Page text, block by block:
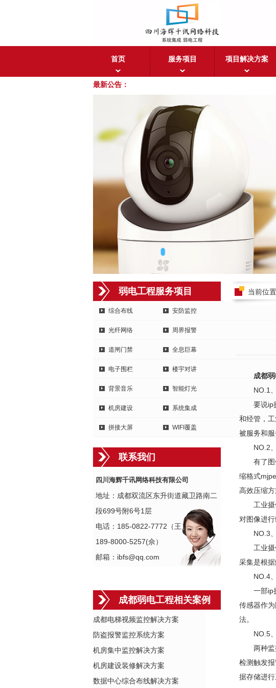
首页 服务项目 项目解决方案
最新公告：
弱电工程服务项目
综合布线 安防监控
光纤网络 周界报警
道闸门禁 全息巨幕
电子围栏 楼宇对讲
背景音乐 智能灯光
机房建设 系统集成
拼接大屏 WIFI覆盖
联系我们
四川海辉千讯网络科技有限公司
地址：成都双流区东升街道藏卫路南二
段699号附6号1层
电话：185-0822-7772（王）
189-8000-5257(佘）
邮箱：ibfs@qq.com
成都弱电工程相关案例
成都电梯视频监控解决方案
防盗报警监控系统方案
机房集中监控解决方案
机房建设装修解决方案
数据中心综合布线解决方案
当前位置
成都弱
NO.1
要说ip
和经管，
被服务和
NO.2
有了
缩格式
高效压缩
工业
对图像进
NO.3
工业
采集是根
NO.4
一部ip
传感器作
法。
NO.5
两种
检测触发
据存储进行